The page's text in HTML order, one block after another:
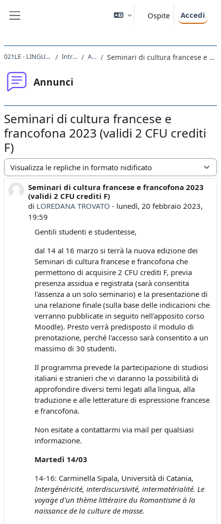
Ospite Accedi
021LE - LINGUA FRANCESE I 2022 Introduzione Annunci Seminari di cultura francese e francofona 2023 (validi 2 CFU crediti F)
Annunci
Seminari di cultura francese e
francofona 2023 (validi 2 CFU crediti
F)
Modalità visualizzazione
Seminari di cultura francese e francofona 2023
(validi 2 CFU crediti F)
di LOREDANA TROVATO - lunedì, 20 febbraio 2023,
19:59
Numero di risposte: 0
Gentili studenti e studentesse,
dal 14 al 16 marzo si terrà la nuova edizione dei
Seminari di cultura francese e francofona che
permettono di acquisire 2 CFU crediti F, previa
presenza assidua e registrata (sarà consentita
l'assenza a un solo seminario) e la presentazione di
una relazione finale (sulla base delle indicazioni che
verranno pubblicate in seguito nell'apposito corso
Moodle). Presto verrà predisposto il modulo di
prenotazione, perché l'accesso sarà consentito a un
massimo di 30 studenti.
Il programma prevede la partecipazione di studiosi
italiani e stranieri che vi daranno la possibilità di
approfondire diversi temi legati alla lingua, alla
traduzione e alle letterature di espressione francese
e francofona.
Non esitate a contattarmi via mail per qualsiasi
informazione.
Martedì 14/03
14-16: Carminella Sipala, Università di Catania,
Intergénéricité, interdiscursivité, intermatérialité. Le
voyage d'un thème littéraire du Romantisme à la
naissance de la culture de masse.